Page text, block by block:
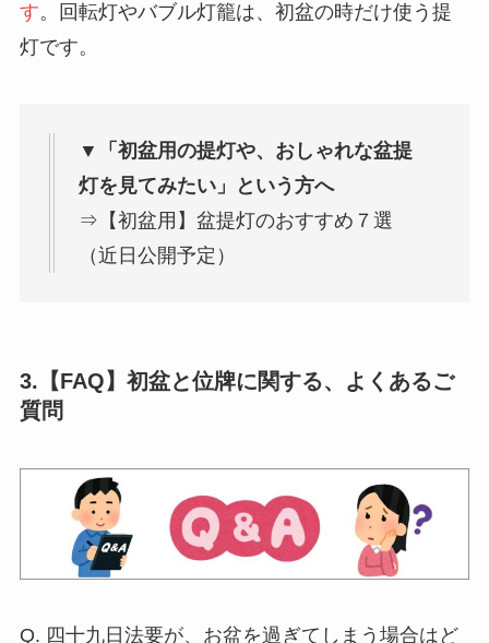
す。回転灯やバブル灯籠は、初盆の時だけ使う提
灯です。
▼「初盆用の提灯や、おしゃれな盆提
灯を見てみたい」という方へ
⇒【初盆用】盆提灯のおすすめ７選
（近日公開予定）
3.【FAQ】初盆と位牌に関する、よくあるご
質問
Q. 四十九日法要が、お盆を過ぎてしまう場合はど